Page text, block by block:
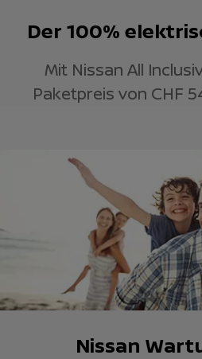
Der 100%
Mit Nissan All
Paketpreis von CHF
Nissan